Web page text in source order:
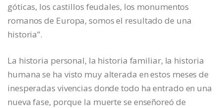
góticas, los castillos feudales, los monumentos
romanos de Europa, somos el resultado de una
historia”.
La historia personal, la historia familiar, la historia
humana se ha visto muy alterada en estos meses de
inesperadas vivencias donde todo ha entrado en una
nueva fase, porque la muerte se enseñoreó de